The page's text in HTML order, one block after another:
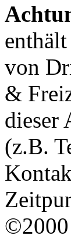
von
&
dieser
(z.B.
©2000